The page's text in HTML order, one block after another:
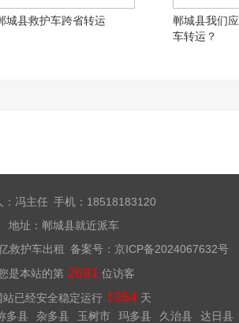
城县救护车跨省转运
郸城县我们
车转运？
：冯主任 手机：18518183120
地址：郸城县就近派车
救护车出租 备案号： 京ICP备2024067632号
是本站的第 2691 位访客
站已经安全稳定运行 1954 天
多县 杂多县 玉树市 玛多县 久治县 达日县